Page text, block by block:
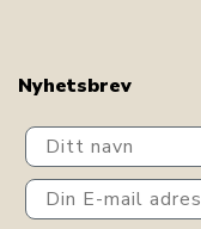
Nyhetsbrev
Ditt navn
Din E-mail